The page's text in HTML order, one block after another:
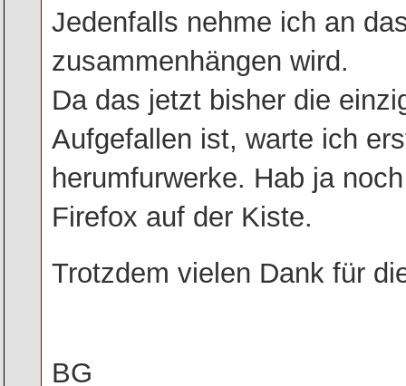
Jedenfalls nehme ich an
zusammenhängen wird.
Da das jetzt bisher die
Aufgefallen ist, warte ich
herumfurwerke. Hab ja
Firefox auf der Kiste.
Trotzdem vielen Dank für
BG